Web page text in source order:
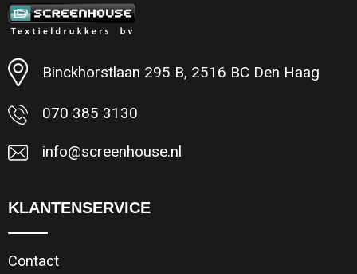
Binckhorstlaan 295 B, 2516 BC Den Haag
070 385 3130
info@screenhouse.nl
KLANTENSERVICE
Contact